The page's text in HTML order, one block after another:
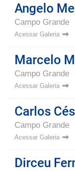
Angelo
Campo Grande
Acessar Galeria
Marcelo
Campo Grande
Acessar Galeria
Carlos
Campo Grande
Acessar Galeria
Dirceu